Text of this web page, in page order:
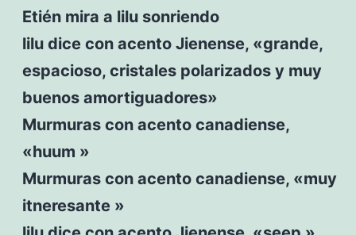
Etién mira a lilu sonriendo
lilu dice con acento Jienense, «grande,
espacioso, cristales polarizados y muy
buenos amortiguadores»
Murmuras con acento canadiense,
«huum »
Murmuras con acento canadiense, «muy
itneresante »